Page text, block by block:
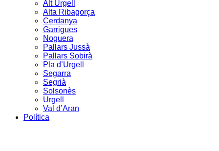
Alt Urgell
Alta Ribagorça
Cerdanya
Garrigues
Noguera
Pallars Jussà
Pallars Sobirà
Pla d’Urgell
Segarra
Segrià
Solsonès
Urgell
Val d’Aran
Política